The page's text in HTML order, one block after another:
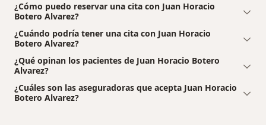
¿Cómo puedo reservar una cita con Juan Horacio
Botero Alvarez?
¿Cuándo podría tener una cita con Juan Horacio
Botero Alvarez?
¿Qué opinan los pacientes de Juan Horacio Botero
Alvarez?
¿Cuáles son las aseguradoras que acepta Juan Horacio
Botero Alvarez?